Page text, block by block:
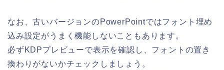
なお、古いバージョンのPowerPointではフォント埋め
込み設定がうまく機能しないこともあります。
必ずKDPプレビューで表示を確認し、フォントの置き
換わりがないかチェックしましょう。